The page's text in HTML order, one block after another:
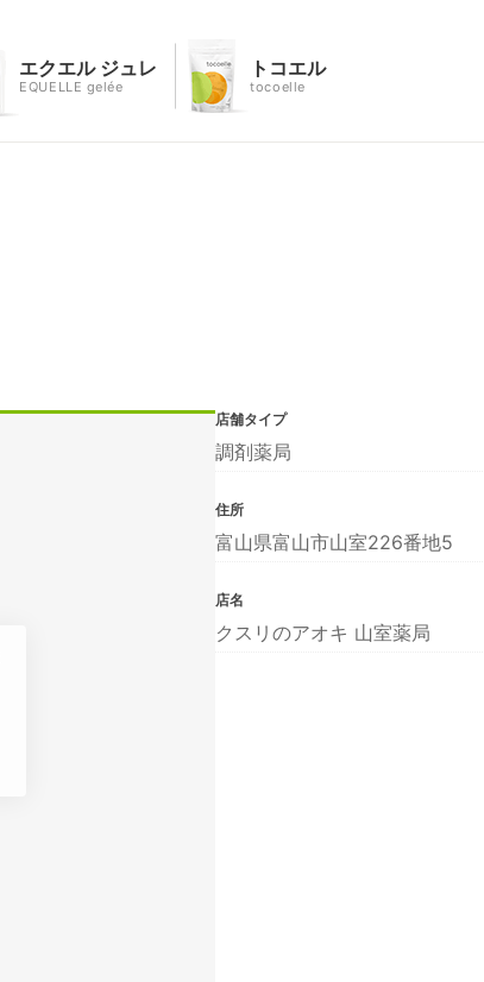
エクエル ジュレ
EQUELLE gelée
トコエル
tocoelle
店舗タイプ
調剤薬局
住所
富山県富山市山室226番地5
店名
クスリのアオキ 山室薬局